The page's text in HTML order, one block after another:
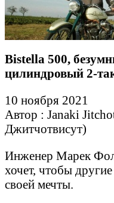
Bistella 500,
цилиндровый 2-
10 ноября 2021
Автор : Janaki
Джитчотвисут)
Инженер Марек
хочет, чтобы
своей мечты.